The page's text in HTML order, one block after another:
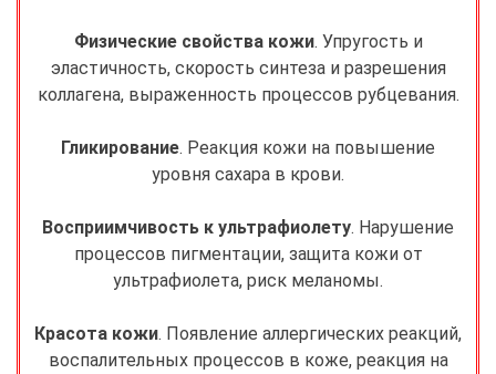
Физические свойства кожи. Упругость и
эластичность, скорость синтеза и разрешения
коллагена, выраженность процессов рубцевания.
Гликирование. Реакция кожи на повышение
уровня сахара в крови.
Восприимчивость к ультрафиолету. Нарушение
процессов пигментации, защита кожи от
ультрафиолета, риск меланомы.
Красота кожи. Появление аллергических реакций,
воспалительных процессов в коже, реакция на